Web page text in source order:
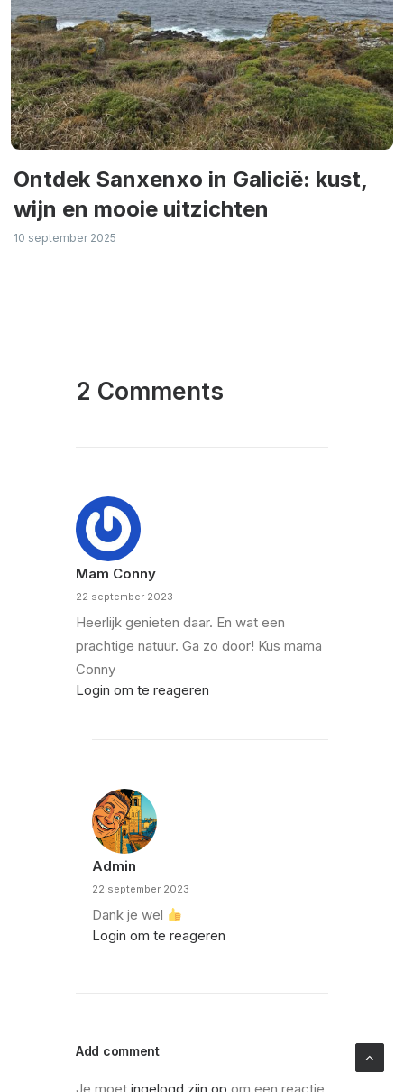
Ontdek Sanxenxo in Galicië: kust,
wijn en mooie uitzichten
10 september 2025
2 Comments
Mam Conny
22 september 2023
Heerlijk genieten daar. En wat een
prachtige natuur. Ga zo door! Kus mama
Conny
Login om te reageren
Admin
22 september 2023
Dank je wel
Login om te reageren
Add comment